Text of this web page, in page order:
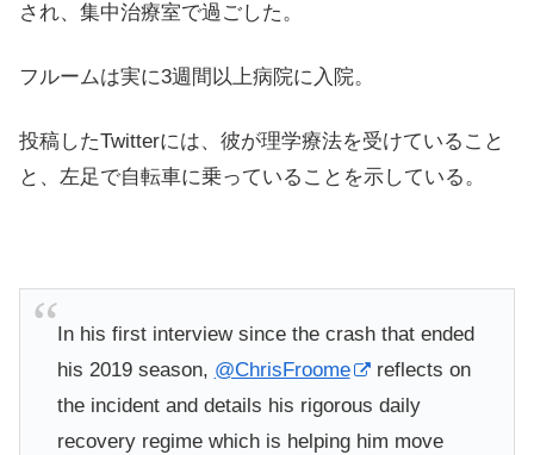
され、集中治療室で過ごした。
フルームは実に3週間以上病院に入院。
投稿したTwitterには、彼が理学療法を受けていること
と、左足で自転車に乗っていることを示している。
In his first interview since the crash that ended
his 2019 season, @ChrisFroome
reflects on
the incident and details his rigorous daily
recovery regime which is helping him move